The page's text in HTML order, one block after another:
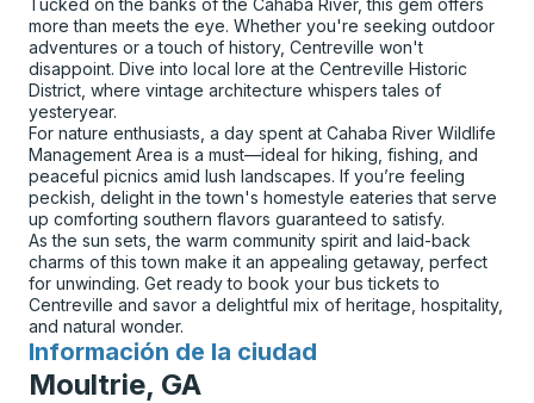
Tucked on the banks of the Cahaba River, this gem offers
more than meets the eye. Whether you're seeking outdoor
adventures or a touch of history, Centreville won't
disappoint. Dive into local lore at the Centreville Historic
District, where vintage architecture whispers tales of
yesteryear.
For nature enthusiasts, a day spent at Cahaba River Wildlife
Management Area is a must—ideal for hiking, fishing, and
peaceful picnics amid lush landscapes. If you’re feeling
peckish, delight in the town's homestyle eateries that serve
up comforting southern flavors guaranteed to satisfy.
As the sun sets, the warm community spirit and laid-back
charms of this town make it an appealing getaway, perfect
for unwinding. Get ready to book your bus tickets to
Centreville and savor a delightful mix of heritage, hospitality,
and natural wonder.
Información de la ciudad
para
Moultrie, GA